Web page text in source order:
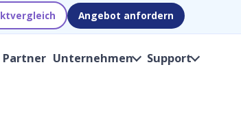
Angebot anfordern
Partner Unternehmen Support